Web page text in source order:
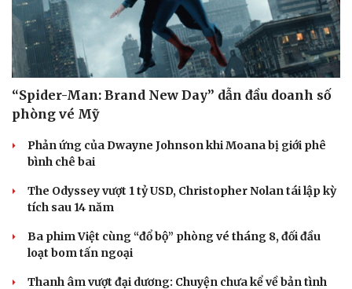
“Spider-Man: Brand New Day” dẫn đầu doanh số
phòng vé Mỹ
Phản ứng của Dwayne Johnson khi Moana bị giới phê
bình chê bai
The Odyssey vượt 1 tỷ USD, Christopher Nolan tái lập kỳ
tích sau 14 năm
Ba phim Việt cùng “đổ bộ” phòng vé tháng 8, đối đầu
loạt bom tấn ngoại
Thanh âm vượt đại dương: Chuyện chưa kể về bản tình